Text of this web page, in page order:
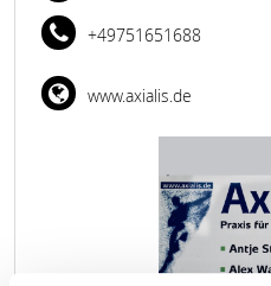
+49751651688
www.axialis.de